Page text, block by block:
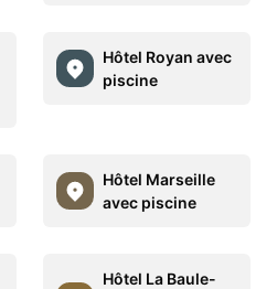
Hôtel Royan avec
piscine
Hôtel Marseille
avec piscine
Hôtel La Baule-